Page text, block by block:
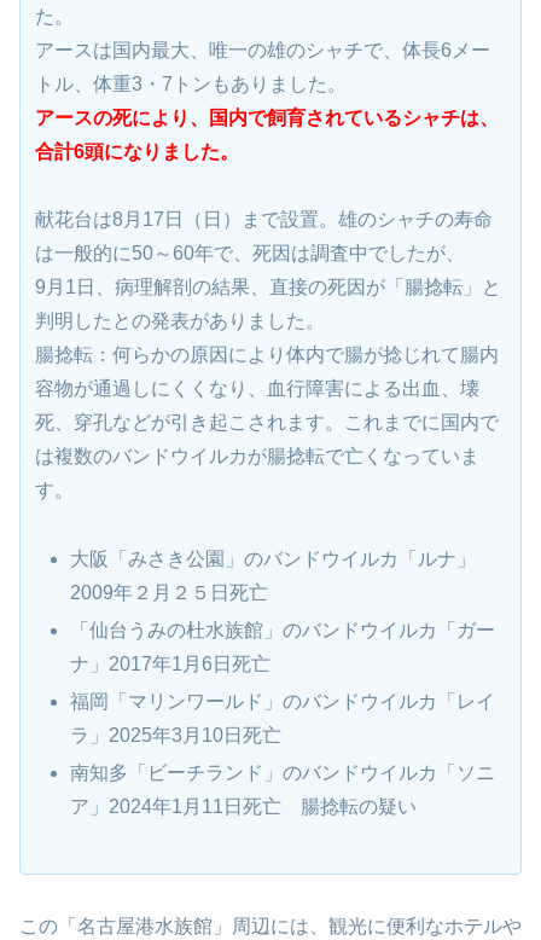
た。
アースは国内最大、唯一の雄のシャチで、体長6メー
トル、体重3・7トンもありました。
アースの死により、国内で飼育されているシャチは、
合計6頭になりました。
献花台は8月17日（日）まで設置。雄のシャチの寿命
は一般的に50～60年で、死因は調査中でしたが、
9月1日、病理解剖の結果、直接の死因が「腸捻転」と
判明したとの発表がありました。
腸捻転：何らかの原因により体内で腸が捻じれて腸内
容物が通過しにくくなり、血行障害による出血、壊
死、穿孔などが引き起こされます。これまでに国内で
は複数のバンドウイルカが腸捻転で亡くなっていま
す。
大阪「みさき公園」のバンドウイルカ「ルナ」
2009年２月２５日死亡
「仙台うみの杜水族館」のバンドウイルカ「ガー
ナ」2017年1月6日死亡
福岡「マリンワールド」のバンドウイルカ「レイ
ラ」2025年3月10日死亡
南知多「ビーチランド」のバンドウイルカ「ソニ
ア」2024年1月11日死亡 腸捻転の疑い
この「名古屋港水族館」周辺には、観光に便利なホテルや